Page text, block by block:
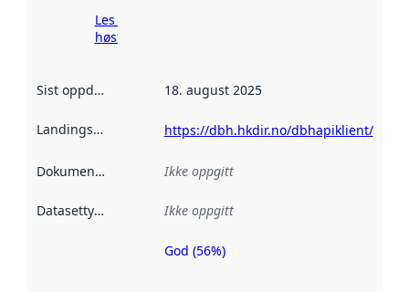
Les mer om
høsting her
Sist oppdatert 18. august 2025
Landingsside https://dbh.hkdir.no/dbhapiklient/
Dokumentasjon Ikke oppgitt
Datasettype Ikke oppgitt
Metadatakvalitet
God (56%)